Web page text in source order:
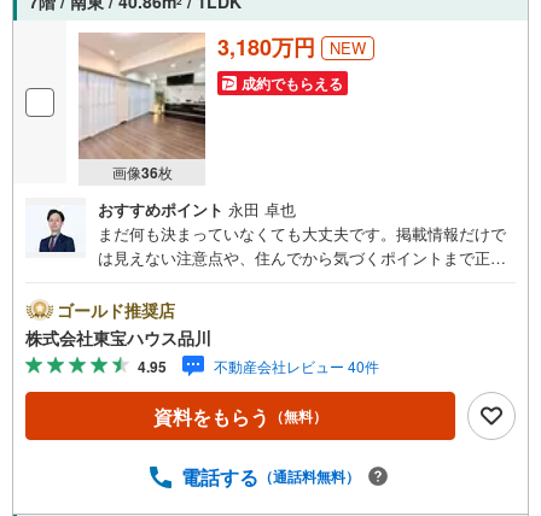
画像36枚
3,180万円 NEW
成約でもらえる
おすすめポイント 永田 卓也
まだ何も決まっていなくても大丈夫です。掲載情報だけで
は見えない注意点や、住んでから気づくポイントまで正直
とも包み隠さずお伝えし、「納得して選ぶ」ためのサポー
トを大切にしています。現地でしか分からないリアルな情
報も含めて、一緒に後悔しない住まい探しを進めていきま
しょう。まずはお気軽にご相談ください。【Yahoo！ 不動
産キャンペーン対象店舗】当店で物件を成約するとPayPay
ボーナスライトがもらえる「Yahoo！ 不動産 物件ご成約キ
予約をする」ボタンからお問い合わせください。※必ずYah
ゴールド推奨店
株式会社東宝ハウス品川
4.95 不動産会社レビュー 40件
資料をもらう （無料）
電話する （通話料無料）